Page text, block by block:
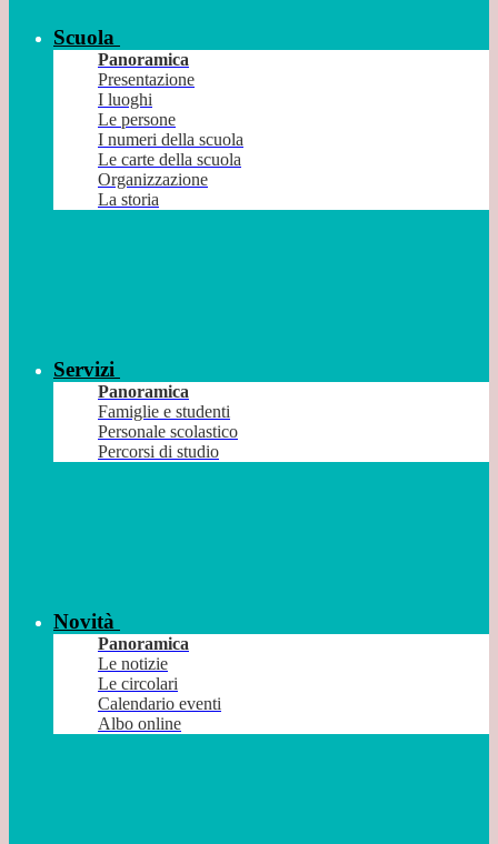
Scuola
Panoramica
Presentazione
I luoghi
Le persone
I numeri della scuola
Le carte della scuola
Organizzazione
La storia
Servizi
Panoramica
Famiglie e studenti
Personale scolastico
Percorsi di studio
Novità
Panoramica
Le notizie
Le circolari
Calendario eventi
Albo online